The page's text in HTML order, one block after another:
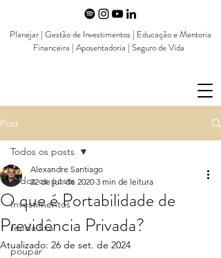
Planejar | Gestão de Investimentos | Educação e Mentoria
Financeira | Aposentadoria | Seguro de Vida
Post
Todos os posts
Investimentos
renda fixa
poupar
Todos os posts
O que é Portabilidade de
Previdência Privada?
Alexandre Santiago
22 de jul. de 2020 3 min de leitura
Atualizado: 26 de set. de 2024